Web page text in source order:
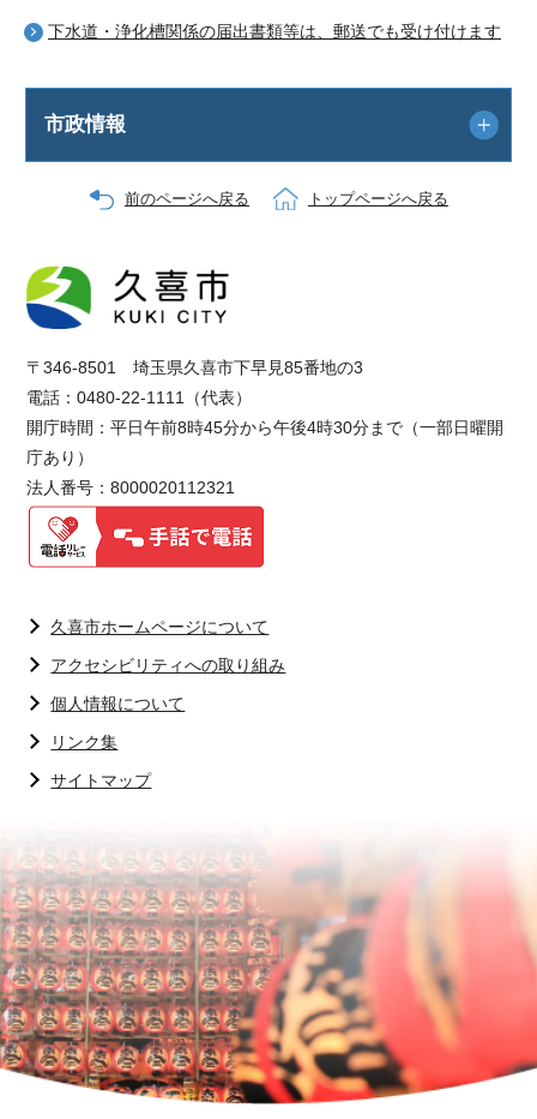
下水道・浄化槽関係の届出書類等は、郵送でも受け付けます
市政情報
前のページへ戻る トップページへ戻る
〒346-8501 埼玉県久喜市下早見85番地の3
電話：0480-22-1111（代表）
開庁時間：平日午前8時45分から午後4時30分まで（一部日曜開
庁あり）
法人番号：8000020112321
久喜市ホームページについて
アクセシビリティへの取り組み
個人情報について
リンク集
サイトマップ